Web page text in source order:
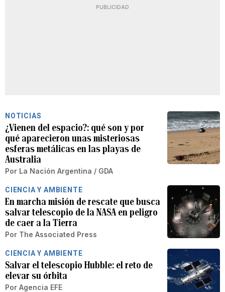
PUBLICIDAD
NOTICIAS
¿Vienen del espacio?: qué son y por
qué aparecieron unas misteriosas
esferas metálicas en las playas de
Australia
Por La Nación Argentina / GDA
CIENCIA Y AMBIENTE
En marcha misión de rescate que busca
salvar telescopio de la NASA en peligro
de caer a la Tierra
Por The Associated Press
CIENCIA Y AMBIENTE
Salvar el telescopio Hubble: el reto de
elevar su órbita
Por Agencia EFE